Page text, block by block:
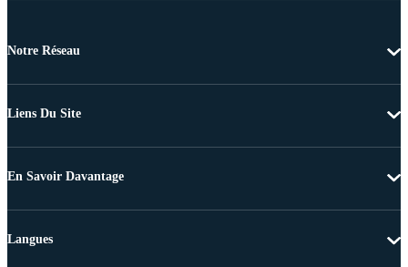
Notre Réseau
Liens Du Site
En Savoir Davantage
Langues